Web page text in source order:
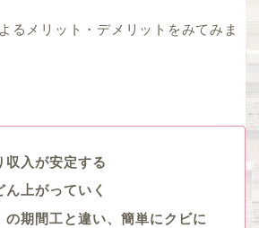
るメリット・デメリットをみてみま
収入が安定する
上がっていく
の期間工と違い、簡単にクビに